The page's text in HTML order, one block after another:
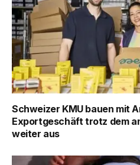
Schweizer KMU bauen mit
Exportgeschäft trotz dem
weiter aus